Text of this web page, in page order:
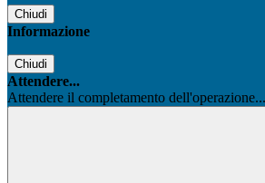
Chiudi
Informazione
Chiudi
Attendere...
Attendere il completamento dell'operazione...